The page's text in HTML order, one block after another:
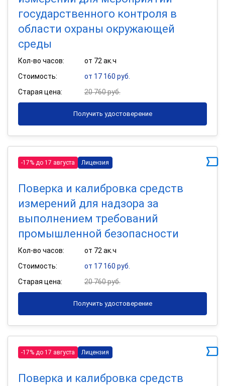
государственного контроля в
области охраны окружающей
среды
Кол-во часов:
от 72 ак.ч
Стоимость:
от 17 160 руб.
Старая цена:
20 760 руб.
Получить удостоверение
-17% до 17 августа Лицензия
Поверка и калибровка средств
измерений для надзора за
выполнением требований
промышленной безопасности
Кол-во часов:
от 72 ак.ч
Стоимость:
от 17 160 руб.
Старая цена:
20 760 руб.
Получить удостоверение
-17% до 17 августа Лицензия
Поверка и калибровка средств